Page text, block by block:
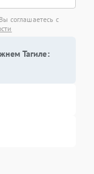
соглашаетесь с
Тагиле: